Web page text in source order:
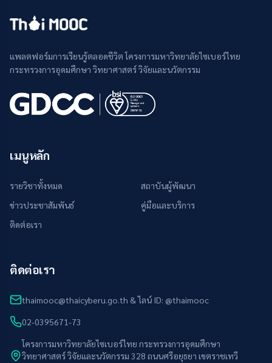
แพลตฟอร์มการเรียนรู้ตลอดชีวิต โครงการมหาวิทยาลัยไซเบอร์ไทย
กระทรวงการอุดมศึกษา วิทยาศาสตร์ วิจัยและนวัตกรรม
เมนูหลัก
รายวิชาทั้งหมด
สถาบันผู้พัฒนา
ข่าวประชาสัมพันธ์
คู่มือและบริการ
ติดต่อเรา
ติดต่อเรา
thaimooc@thaicyberu.go.th & ไลน์ ID: @thaimooc
02-0395671-73
โครงการมหาวิทยาลัยไซเบอร์ไทย กระทรวงการอุดมศึกษา
วิทยาศาสตร์ วิจัยและนวัตกรรม 328 ถนนศรีอยุธยา เขตราชเทวี